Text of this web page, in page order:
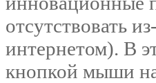
отсутствовать
интернетом). В
кнопкой мыши